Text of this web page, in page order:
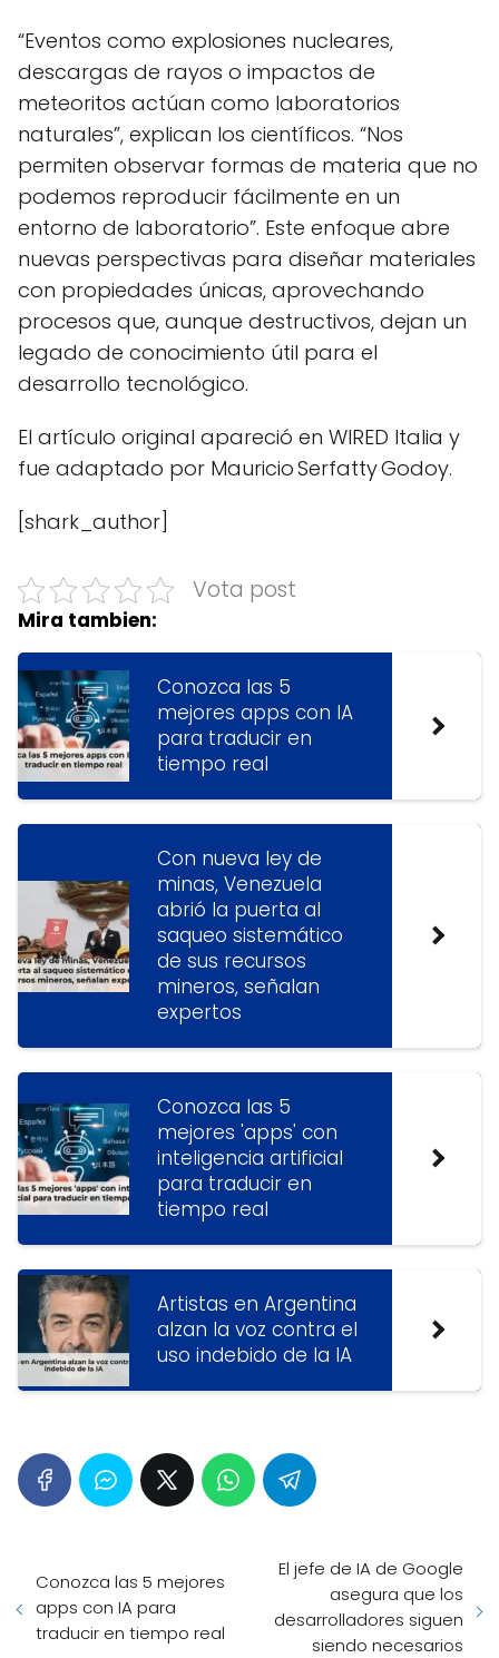
“Eventos como explosiones nucleares,
descargas de rayos o impactos de
meteoritos actúan como laboratorios
naturales”, explican los científicos. “Nos
permiten observar formas de materia que no
podemos reproducir fácilmente en un
entorno de laboratorio”. Este enfoque abre
nuevas perspectivas para diseñar materiales
con propiedades únicas, aprovechando
procesos que, aunque destructivos, dejan un
legado de conocimiento útil para el
desarrollo tecnológico.
El artículo original apareció en WIRED Italia y
fue adaptado por Mauricio Serfatty Godoy.
[shark_author]
Vota post
Mira tambien:
Conozca las 5
mejores apps con IA
para traducir en
tiempo real
Con nueva ley de
minas, Venezuela
abrió la puerta al
saqueo sistemático
de sus recursos
mineros, señalan
expertos
Conozca las 5
mejores 'apps' con
inteligencia artificial
para traducir en
tiempo real
Artistas en Argentina
alzan la voz contra el
uso indebido de la IA
Conozca las 5 mejores
apps con IA para
traducir en tiempo real
El jefe de IA de Google
asegura que los
desarrolladores siguen
siendo necesarios